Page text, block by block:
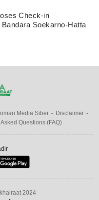
Check-in
Soekarno-Hatta
Media Siber
Disclaimer
Questions (FAQ)
2024